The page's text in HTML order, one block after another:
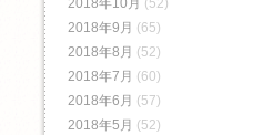
2018年10月 (52)
2018年9月 (65)
2018年8月 (52)
2018年7月 (60)
2018年6月 (57)
2018年5月 (52)